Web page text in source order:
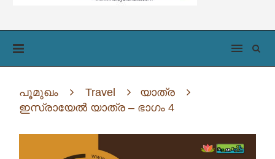
പൂമുഖം Travel
യാത്ര
ഇസ്രായേൽ യാത്ര – ഭാഗം 4